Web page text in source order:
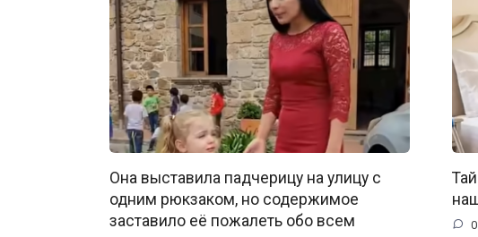
Она выставила падчерицу на улицу с
одним рюкзаком, но содержимое
заставило её пожалеть обо всем
0